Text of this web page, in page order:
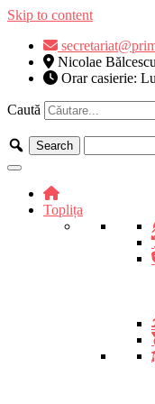
Skip to content
Nicolae
Orar casierie:
Caută
Toplița